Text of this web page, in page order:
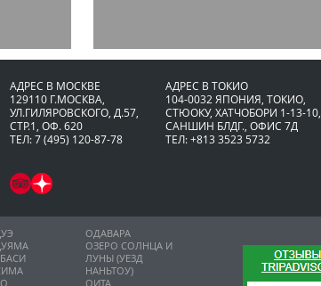
АДРЕС В МОСКВЕ
129110 Г.МОСКВА,
УЛ.ГИЛЯРОВСКОГО, Д.57,
СТР.1, ОФ. 620
ТЕЛ: 7 (495) 120-87-78
АДРЕС В ТОКИО
104-0032 ЯПОНИЯ, ТОКИО,
CТЮОКУ, ХАТЧОБОРИ 1-13-10,
САНШИН БЛДГ., ОФИС 7Д
ТЕЛ: +813 3523 5732
ОДАВАРА
ОЗЕРО СОЛНЦА И
ЛУНЫ (УЕЗД
НАНЬТОУ)
ОИТА